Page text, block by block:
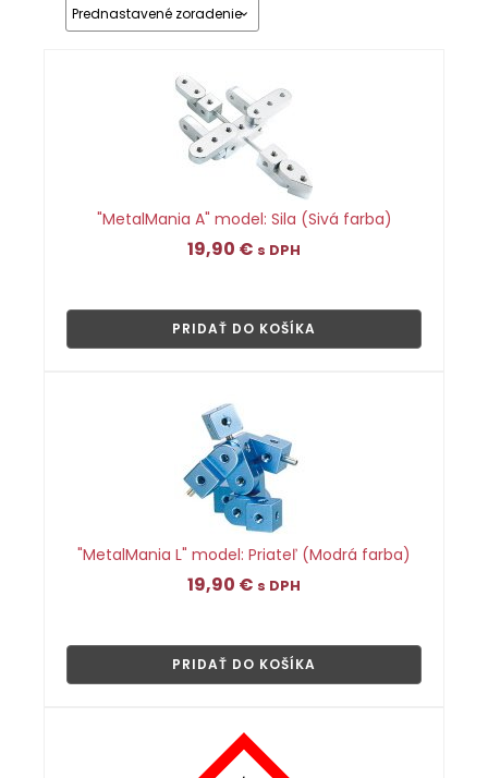
"MetalMania A" model: Sila (Sivá farba)
19,90 € s DPH
PRIDAŤ DO KOŠÍKA
"MetalMania L" model: Priateľ (Modrá farba)
19,90 € s DPH
PRIDAŤ DO KOŠÍKA